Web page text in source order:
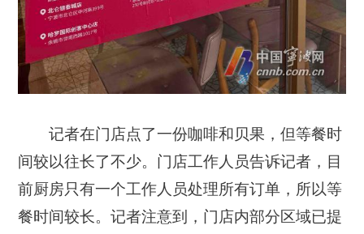
记者在门店点了一份咖啡和贝果，但等餐时
间较以往长了不少。门店工作人员告诉记者，目
前厨房只有一个工作人员处理所有订单，所以等
餐时间较长。记者注意到，门店内部分区域已提